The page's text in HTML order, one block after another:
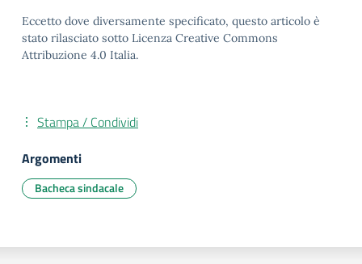
Eccetto dove diversamente specificato, questo articolo è
stato rilasciato sotto Licenza Creative Commons
Attribuzione 4.0 Italia.
Stampa / Condividi
Argomenti
Bacheca sindacale